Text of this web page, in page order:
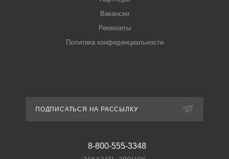
Вакансии
Реквизиты
Политика конфиденциальности
ПОДПИСАТЬСЯ НА РАССЫЛКУ
8-800-555-3348